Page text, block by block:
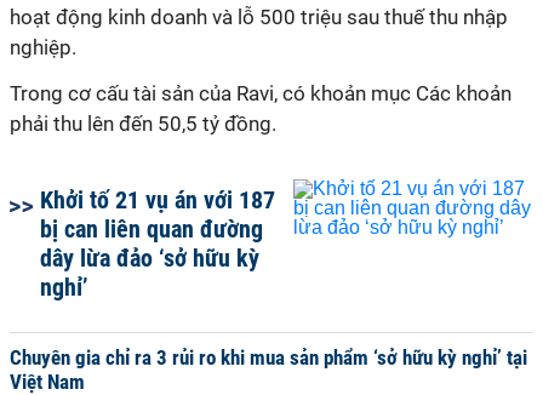
hoạt động kinh doanh và lỗ 500 triệu sau thuế thu nhập
nghiệp.
Trong cơ cấu tài sản của Ravi, có khoản mục Các khoản
phải thu lên đến 50,5 tỷ đồng.
Khởi tố 21 vụ án với 187
bị can liên quan đường
dây lừa đảo ‘sở hữu kỳ
nghỉ’
Chuyên gia chỉ ra 3 rủi ro khi mua sản phẩm ‘sở hữu kỳ nghỉ’ tại
Việt Nam